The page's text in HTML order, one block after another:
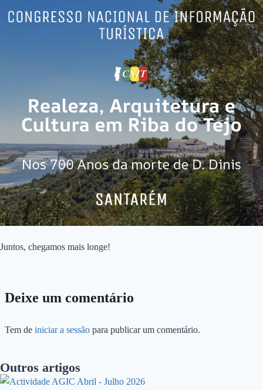
Juntos, chegamos mais longe!
Deixe um comentário
Tem de iniciar a sessão para publicar um comentário.
Outros artigos